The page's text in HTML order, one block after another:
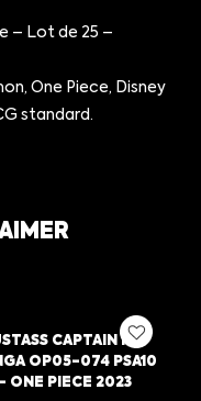
– Lot de 25 –
One Piece, Disney
standard.
CAPTAIN KID
OP05-074 PSA10
ONE PIECE 2023